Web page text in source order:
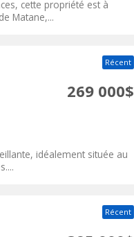
cette propriété est à
Matane,...
Récent
269 000$
idéalement située au
Récent